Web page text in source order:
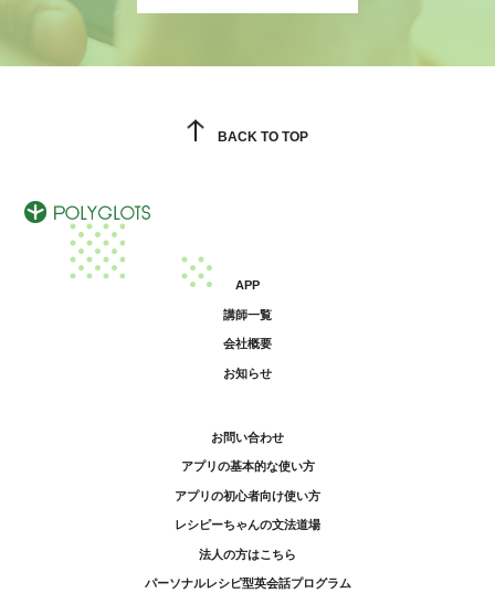
BACK TO TOP
APP
講師一覧
会社概要
お知らせ
お問い合わせ
アプリの基本的な使い方
アプリの初心者向け使い方
レシピーちゃんの文法道場
法人の方はこちら
パーソナルレシピ型英会話プログラム